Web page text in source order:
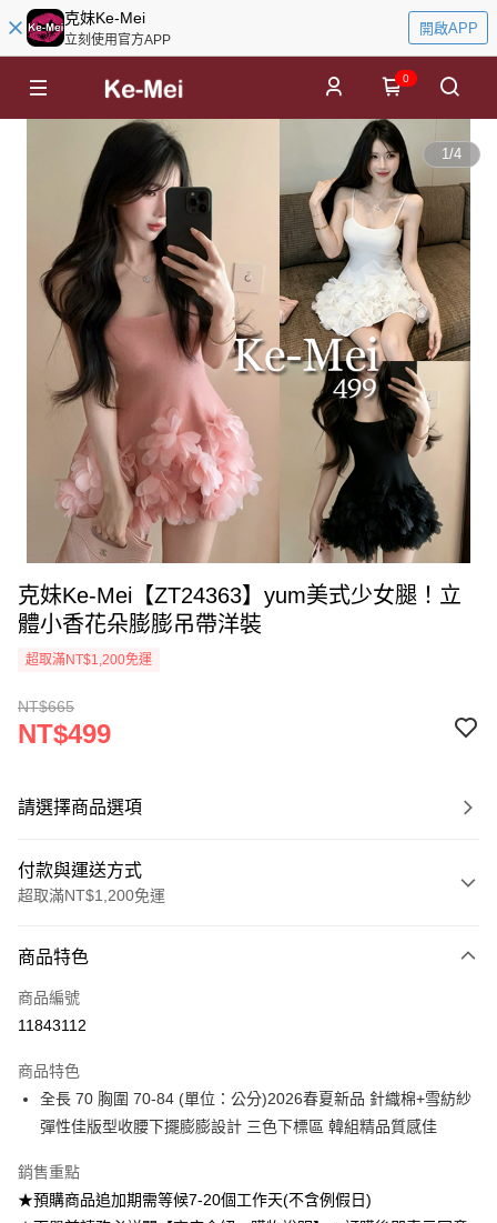
克妹Ke-Mei
立刻使用官方APP
開啟APP
0
1/4
克妹Ke-Mei【ZT24363】yum美式少女腿！立
體小香花朵膨膨吊帶洋裝
超取滿NT$1,200免運
NT$665
NT$499
請選擇商品選項
付款與運送方式
超取滿NT$1,200免運
信用卡一次付款
超商取貨付款
ATM付款
全家付款取貨
每筆NT$85，滿NT$1,200(含以上)免運費
商品特色
商品編號
11843112
商品特色
全長 70 胸圍 70-84 (單位：公分)2026春夏新品 針織棉+雪紡紗
彈性佳版型收腰下擺膨膨設計 三色下標區 韓組精品質感佳
銷售重點
★預購商品追加期需等候7-20個工作天(不含例假日)